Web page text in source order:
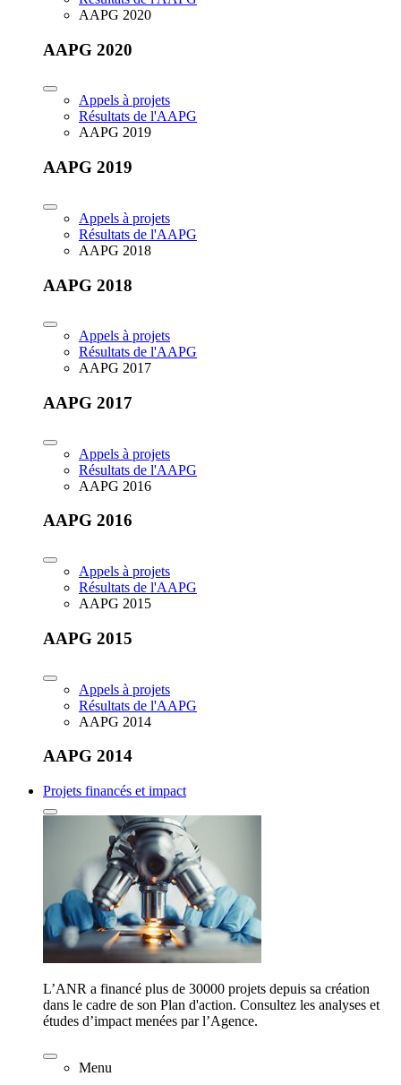
AAPG 2020
AAPG 2020
Appels à projets
Résultats de l'AAPG
AAPG 2019
AAPG 2019
Appels à projets
Résultats de l'AAPG
AAPG 2018
AAPG 2018
Appels à projets
Résultats de l'AAPG
AAPG 2017
AAPG 2017
Appels à projets
Résultats de l'AAPG
AAPG 2016
AAPG 2016
Appels à projets
Résultats de l'AAPG
AAPG 2015
AAPG 2015
Appels à projets
Résultats de l'AAPG
AAPG 2014
AAPG 2014
Projets financés et impact
L’ANR a financé plus de 30000 projets depuis sa création
dans le cadre de son Plan d'action. Consultez les analyses et
études d’impact menées par l’Agence.
Menu